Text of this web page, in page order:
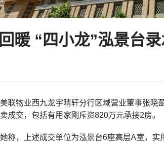
暖 “四小龙”泓景台
美联物业西九龙宇晴轩分行区域营业董事张晓
卖成交，包括有用家刚斥资820万元承接2房。
她称，上述成交单位为泓景台6座高层A室，